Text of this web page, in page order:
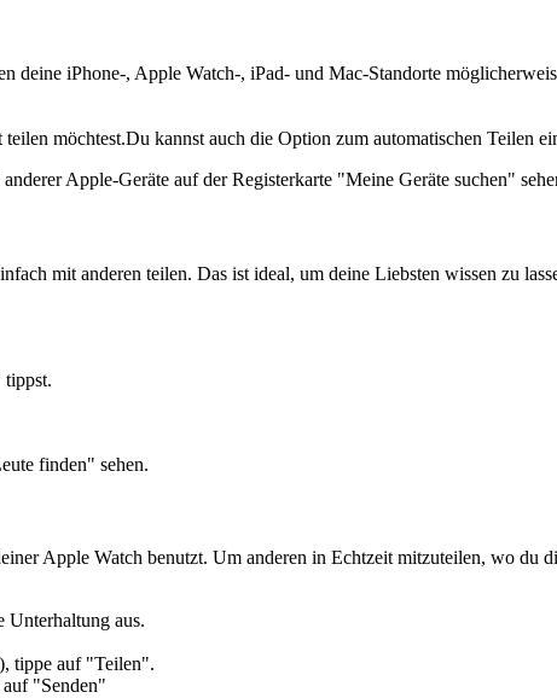
deine iPhone-, Apple Watch-, iPad- und Mac-Standorte
möchtest.Du kannst auch die Option zum automatischen Teilen
Apple-Geräte auf der Registerkarte "Meine Geräte suchen"
mit anderen teilen. Das ist ideal, um deine Liebsten wissen zu
finden" sehen.
Apple Watch benutzt. Um anderen in Echtzeit mitzuteilen, wo du
Unterhaltung aus.
tippe auf "Teilen".
"Senden"